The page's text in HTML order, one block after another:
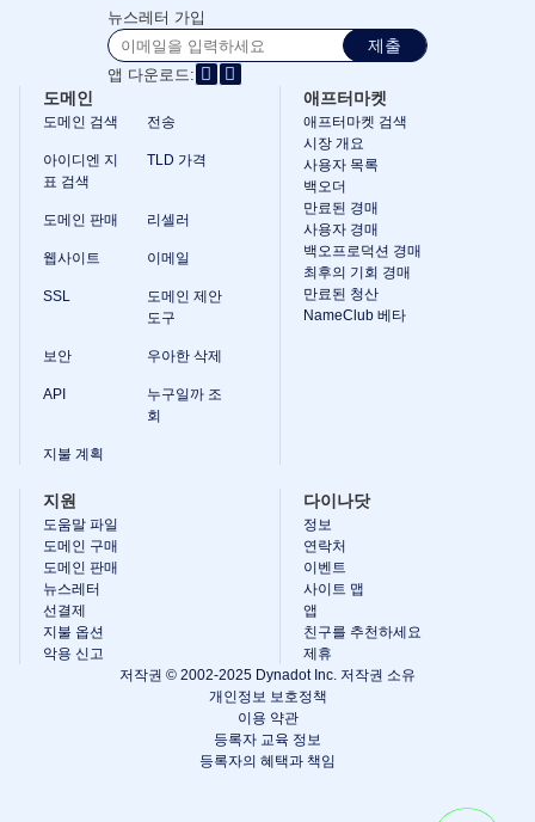
뉴스레터 가입
제출
앱 다운로드:
도메인
도메인 검색 전송
아이디엔 지
표 검색
TLD 가격
도메인 판매 리셀러
웹사이트 이메일
SSL
도메인 제안
도구
보안 우아한 삭제
API
누구일까 조
회
지불 계획
애프터마켓
애프터마켓 검색
시장 개요
사용자 목록
백오더
만료된 경매
사용자 경매
백오프로덕션 경매
최후의 기회 경매
만료된 청산
NameClub 베타
지원
도움말 파일
도메인 구매
도메인 판매
뉴스레터
선결제
지불 옵션
악용 신고
다이나닷
정보
연락처
이벤트
사이트 맵
앱
친구를 추천하세요
제휴
저작권 © 2002-2025 Dynadot Inc. 저작권 소유
개인정보 보호정책
이용 약관
등록자 교육 정보
등록자의 혜택과 책임